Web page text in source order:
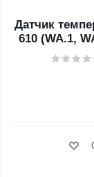
Датчик
610 (WA.1,